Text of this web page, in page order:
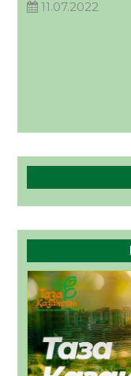
11.07.2022